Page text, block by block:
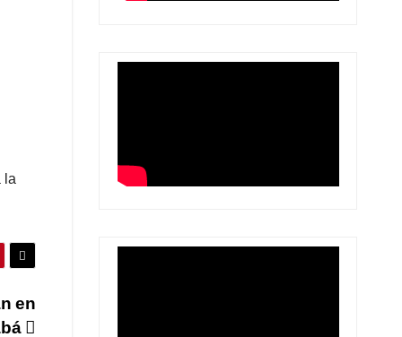
la
en